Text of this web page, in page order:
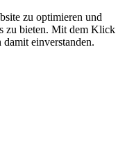
zu optimieren und
zu bieten. Mit dem Klick
einverstanden.